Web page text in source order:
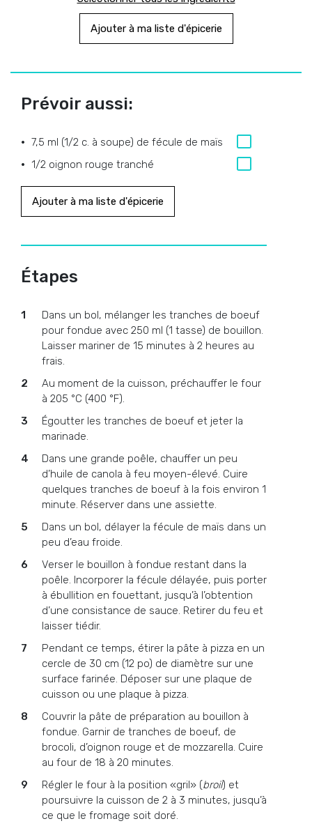
Ajouter à ma liste d'épicerie
Prévoir aussi:
7,5 ml (1/2 c. à soupe) de fécule de maïs
1/2 oignon rouge tranché
Ajouter à ma liste d'épicerie
Étapes
Dans un bol, mélanger les tranches de boeuf
pour fondue avec 250 ml (1 tasse) de bouillon.
Laisser mariner de 15 minutes à 2 heures au
frais.
Au moment de la cuisson, préchauffer le four
à 205 °C (400 °F).
Égoutter les tranches de boeuf et jeter la
marinade.
Dans une grande poêle, chauffer un peu
d’huile de canola à feu moyen-élevé. Cuire
quelques tranches de boeuf à la fois environ 1
minute. Réserver dans une assiette.
Dans un bol, délayer la fécule de maïs dans un
peu d’eau froide.
Verser le bouillon à fondue restant dans la
poêle. Incorporer la fécule délayée, puis porter
à ébullition en fouettant, jusqu’à l’obtention
d’une consistance de sauce. Retirer du feu et
laisser tiédir.
Pendant ce temps, étirer la pâte à pizza en un
cercle de 30 cm (12 po) de diamètre sur une
surface farinée. Déposer sur une plaque de
cuisson ou une plaque à pizza.
Couvrir la pâte de préparation au bouillon à
fondue. Garnir de tranches de boeuf, de
brocoli, d’oignon rouge et de mozzarella. Cuire
au four de 18 à 20 minutes.
Régler le four à la position «gril» (broil) et
poursuivre la cuisson de 2 à 3 minutes, jusqu’à
ce que le fromage soit doré.